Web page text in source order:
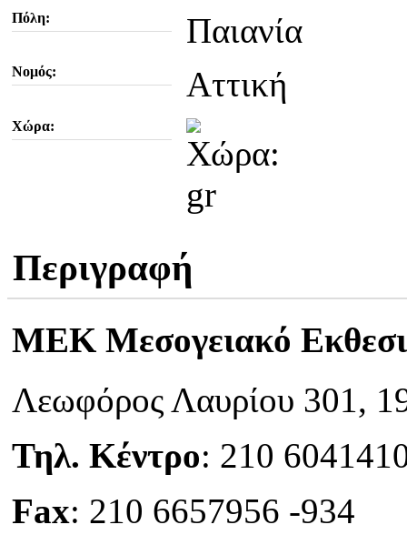
Πόλη: Παιανία
Νομός: Αττική
Χώρα:
Περιγραφή
MEK Μεσογειακό
Λεωφόρος Λαυρίου 301,
Τηλ. Κέντρο: 210
Fax: 210 6657956 -934